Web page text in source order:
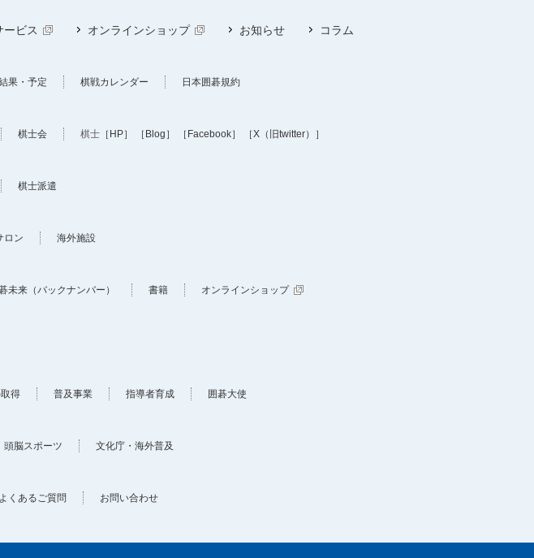
ービス オンラインショップ お知らせ コラム
果・予定 棋戦カレンダー 日本囲碁規約
棋士会 棋士 ［HP］ ［Blog］ ［Facebook］ ［X（旧twitter）］
棋士派遣
ロン 海外施設
未来（バックナンバー） 書籍 オンラインショップ
得 普及事業 指導者育成 囲碁大使
頭脳スポーツ 文化庁・海外普及
よくあるご質問 お問い合わせ